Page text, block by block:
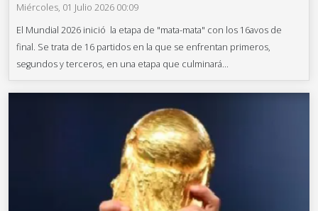
Miércoles, 01 Julio 2026 00:09
El Mundial 2026 inició la etapa de "mata-mata" con los 16avos de
final. Se trata de 16 partidos en la que se enfrentan primeros,
segundos y terceros, en una etapa que culminará...